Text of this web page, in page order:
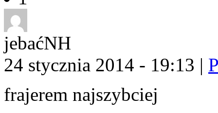
jebaćNH
24 stycznia 2014 - 19:13 |
frajerem najszybciej